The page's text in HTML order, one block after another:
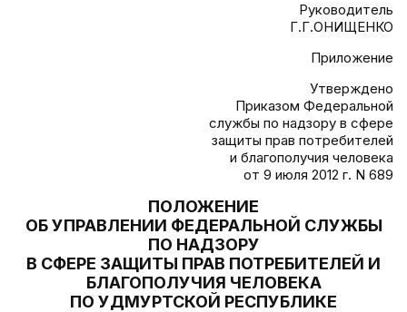
Руководитель
Г.Г.ОНИЩЕНКО
Приложение
Утверждено
Приказом Федеральной
службы по надзору в сфере
защиты прав потребителей
и благополучия человека
от 9 июля 2012 г. N 689
ПОЛОЖЕНИЕ
ОБ УПРАВЛЕНИИ ФЕДЕРАЛЬНОЙ СЛУЖБЫ
ПО НАДЗОРУ
В СФЕРЕ ЗАЩИТЫ ПРАВ ПОТРЕБИТЕЛЕЙ И
БЛАГОПОЛУЧИЯ ЧЕЛОВЕКА
ПО УДМУРТСКОЙ РЕСПУБЛИКЕ